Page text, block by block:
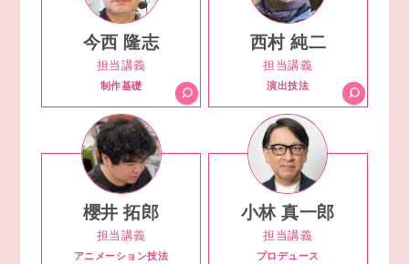
今西 隆志
担当講義
制作基礎
西村 純二
担当講義
演出技法
櫻井 拓郎
担当講義
アニメーション技法
小林 真一郎
担当講義
プロデュース